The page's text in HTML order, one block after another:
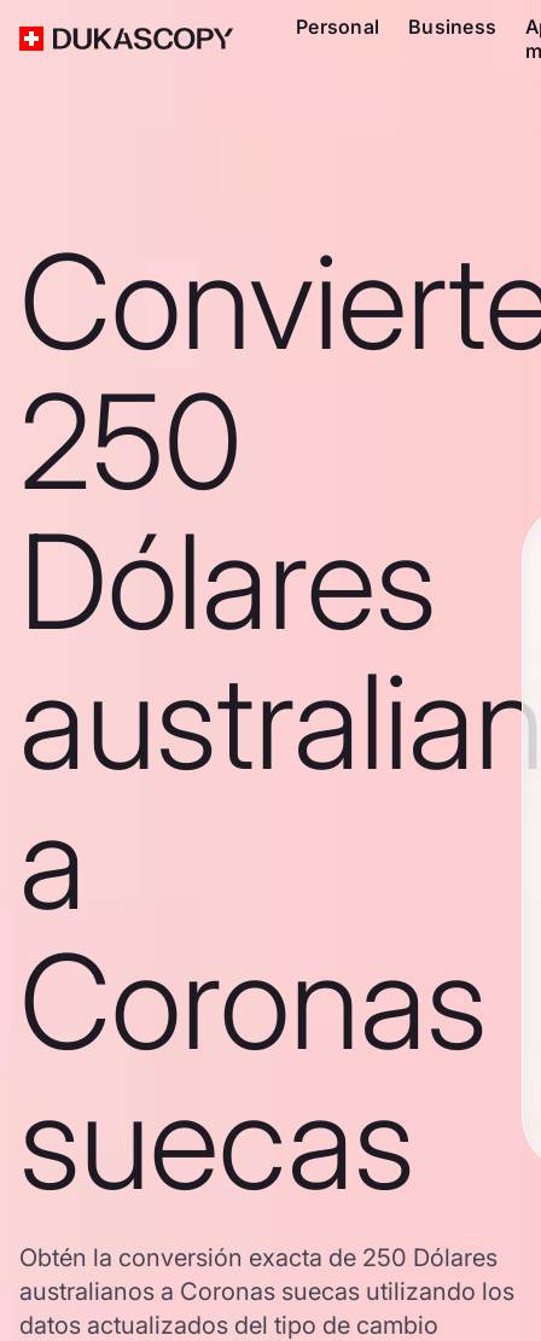
Personal Business
250
Dólares
a
Coronas
suecas
Obtén la conversión exacta de 250 Dólares
australianos a Coronas suecas utilizando los
datos actualizados del tipo de cambio